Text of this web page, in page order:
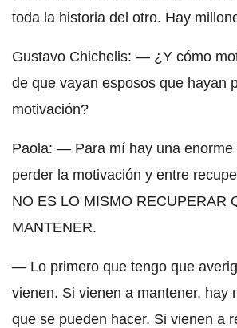
toda la historia del otro. Hay
Gustavo Chichelis: — ¿Y cómo
de que vayan esposos que hayan
motivación?
Paola: — Para mí hay una enorme
perder la motivación y entre
NO ES LO MISMO RECUPERAR
MANTENER.
— Lo primero que tengo que
vienen. Si vienen a mantener, hay
que se pueden hacer. Si vienen a